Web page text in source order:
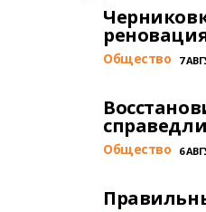
Общество 7
Общество 6